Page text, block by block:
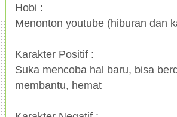
Hobi :
Menonton youtube (hiburan dan
Karakter Positif :
Suka mencoba hal baru, bisa
membantu, hemat